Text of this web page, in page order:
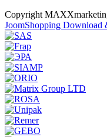
Copyright
JoomShopping Download